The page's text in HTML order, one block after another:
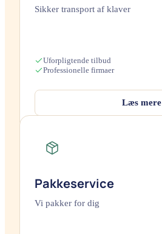
Sikker transport af klaver
Uforpligtende tilbud
Professionelle firmaer
Læs mere
Pakkeservice
Vi pakker for dig